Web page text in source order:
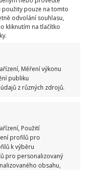
pouze na tomto
odvolání souhlasu,
kliknutím na tlačítko
Měření výkonu
publiku
z různých zdrojů.
Použití
profilů pro
k výběru
pro personalizovaný
obsahu,
rodinném
se v něm
zatepluje celý
pod
posedět u